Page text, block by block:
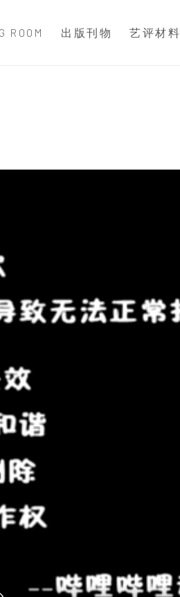
ROOM 出版刊物 艺评材料